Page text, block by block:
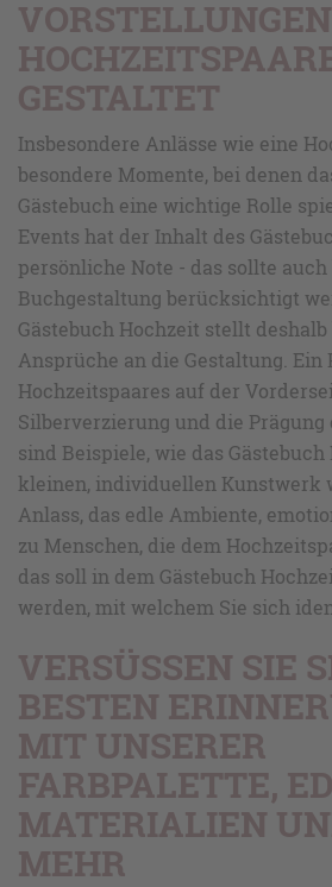
GESTALTET
Insbesondere Anlässe wie eine
besondere Momente, bei denen
Gästebuch eine wichtige Rolle
Events hat der Inhalt des
persönliche Note - das sollte auch
Buchgestaltung berücksichtigt
Gästebuch Hochzeit stellt deshalb
Ansprüche an die Gestaltung. Ein
Hochzeitspaares auf der
Silberverzierung und die
sind Beispiele, wie das
kleinen, individuellen Kunstwerk
Anlass, das edle Ambiente,
zu Menschen, die dem
das soll in dem Gästebuch
werden, mit welchem Sie sich
VERSÜSSEN SIE
ESTEN
IT UNSERER F
ARBPALETTE,
ATERIALIEN UND
EHR